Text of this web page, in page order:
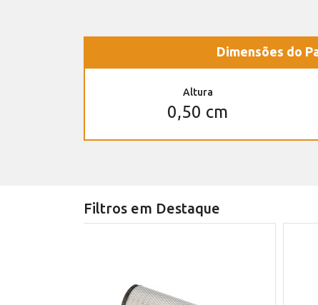
Dimensões do
Altura
0,50 cm
Filtros em Destaque